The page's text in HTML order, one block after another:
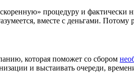
процедуру и фактически
вместе с деньгами. Потому
которая поможет со сбором
и выстаивать очереди,